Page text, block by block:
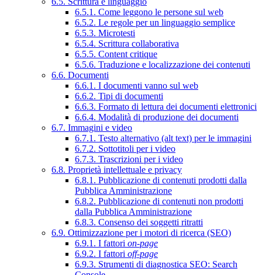
6.5.1. Come leggono le persone sul web
6.5.2. Le regole per un linguaggio semplice
6.5.3. Microtesti
6.5.4. Scrittura collaborativa
6.5.5. Content critique
6.5.6. Traduzione e localizzazione dei contenuti
6.6. Documenti
6.6.1. I documenti vanno sul web
6.6.2. Tipi di documenti
6.6.3. Formato di lettura dei documenti elettronici
6.6.4. Modalità di produzione dei documenti
6.7. Immagini e video
6.7.1. Testo alternativo (alt text) per le immagini
6.7.2. Sottotitoli per i video
6.7.3. Trascrizioni per i video
6.8. Proprietà intellettuale e privacy
6.8.1. Pubblicazione di contenuti prodotti dalla
Pubblica Amministrazione
6.8.2. Pubblicazione di contenuti non prodotti
dalla Pubblica Amministrazione
6.8.3. Consenso dei soggetti ritratti
6.9. Ottimizzazione per i motori di ricerca (SEO)
6.9.1. I fattori on-page
6.9.2. I fattori off-page
6.9.3. Strumenti di diagnostica SEO: Search